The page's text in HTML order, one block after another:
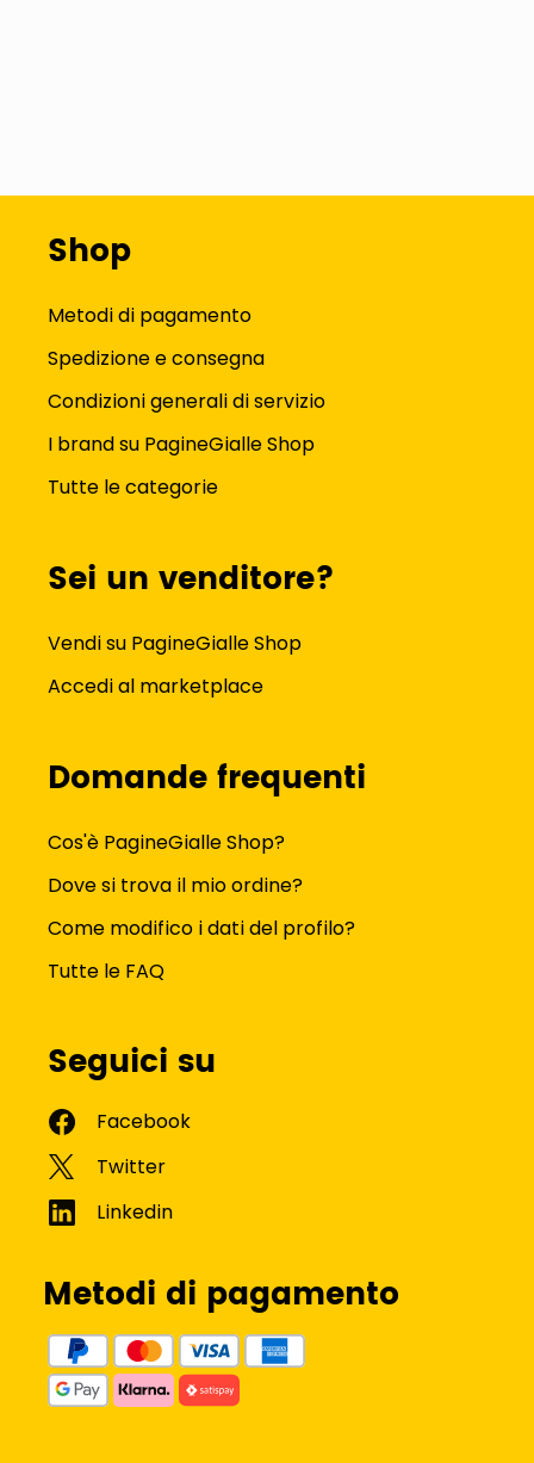
Shop
Metodi di pagamento
Spedizione e consegna
Condizioni generali di servizio
I brand su PagineGialle Shop
Tutte le categorie
Sei un venditore?
Vendi su PagineGialle Shop
Accedi al marketplace
Domande frequenti
Cos'è PagineGialle Shop?
Dove si trova il mio ordine?
Come modifico i dati del profilo?
Tutte le FAQ
Seguici su
Metodi di pagamento